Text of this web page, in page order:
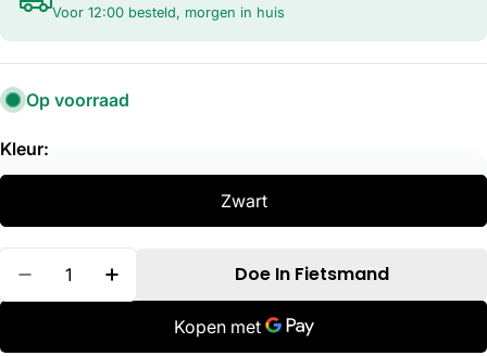
Voor 12:00 besteld, morgen in huis
Op voorraad
Kleur:
Zwart
Verminder Hoeveelheid Voor Axa Kabelslot
Verhoog De Hoeveelheid Voor Axa
Doe In Fietsmand